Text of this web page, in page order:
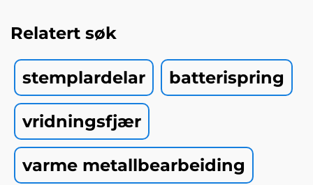
Relatert søk
stemplardelar batterispring
vridningsfjær
varme metallbearbeiding